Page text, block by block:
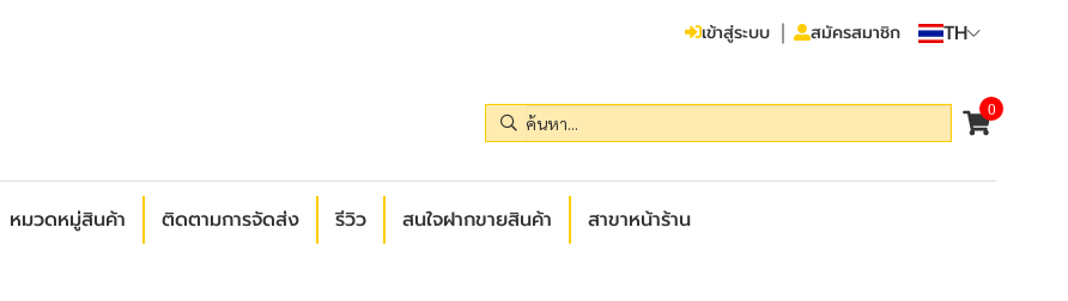
เข้าสู่ระบบ สมัครสมาชิก TH
0
หมวดหมู่สินค้า ติดตามการจัดส่ง รีวิว สนใจฝากขายสินค้า สาขาหน้าร้าน